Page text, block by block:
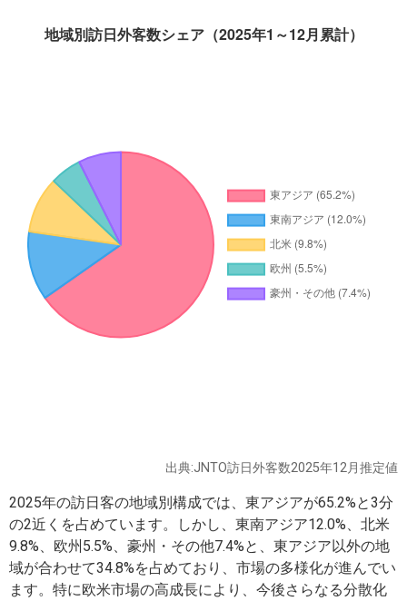
出典:JNTO訪日外客数2025年12月推定値
2025年の訪日客の地域別構成では、東アジアが65.2%と3分
の2近くを占めています。しかし、東南アジア12.0%、北米
9.8%、欧州5.5%、豪州・その他7.4%と、東アジア以外の地
域が合わせて34.8%を占めており、市場の多様化が進んでい
ます。特に欧米市場の高成長により、今後さらなる分散化